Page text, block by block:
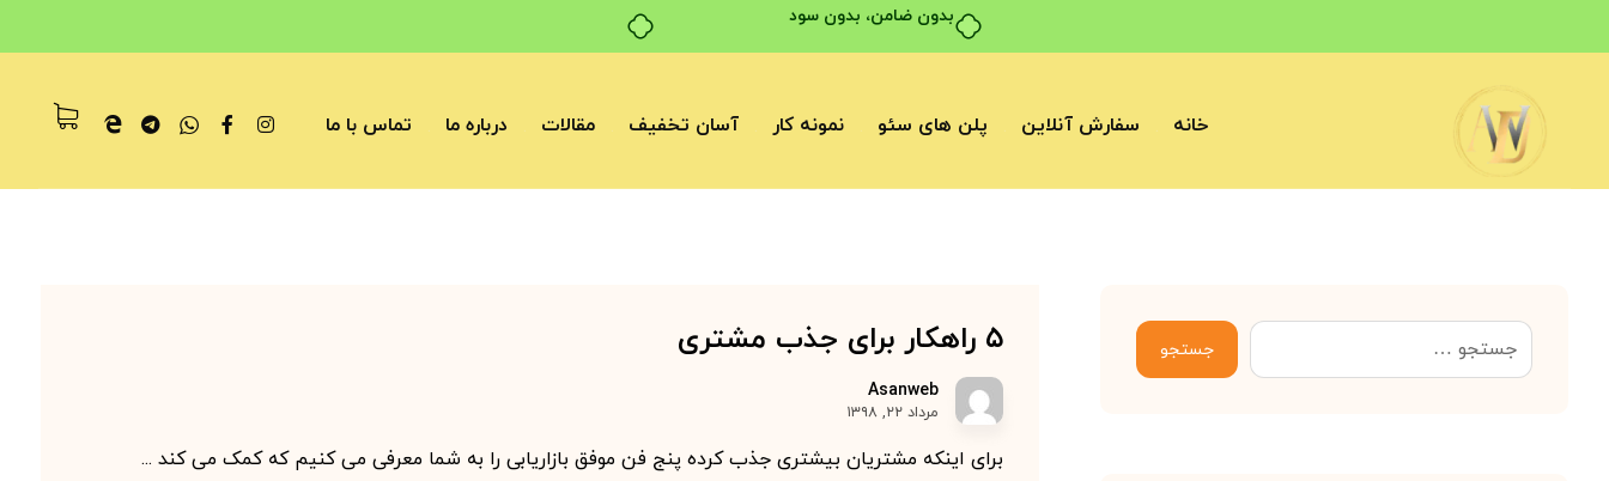
بدون ضامن، بدون سود
خانه سفارش آنلاین پلن های سئو نمونه کار آسان تخفیف مقالات درباره ما تماس با ما
۵ راهکار برای جذب مشتری
Asanweb
مرداد ۲۲, ۱۳۹۸
برای اینکه مشتریان بیشتری جذب کرده پنج فن موفق بازاریابی را به شما معرفی می کنیم که کمک می کند ...
جستجو